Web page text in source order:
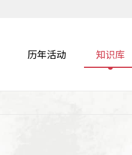
历年活动 知识库